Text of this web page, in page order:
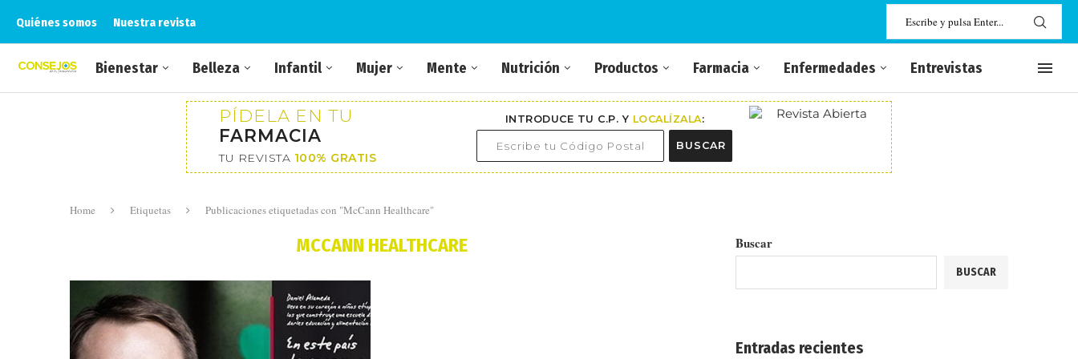
Quiénes somos Nuestra revista
Bienestar Belleza Infantil Mujer Mente Nutrición Productos Farmacia Enfermedades Entrevistas
PÍDELA EN TU
FARMACIA
TU REVISTA 100% GRATIS
INTRODUCE TU C.P. Y LOCALÍZALA:
BUSCAR
Home Etiquetas Publicaciones etiquetadas con "McCann Healthcare"
MCCANN HEALTHCARE Buscar
BUSCAR
Entradas recientes